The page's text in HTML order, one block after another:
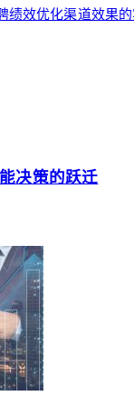
绩效优化渠道效果
决策的跃迁